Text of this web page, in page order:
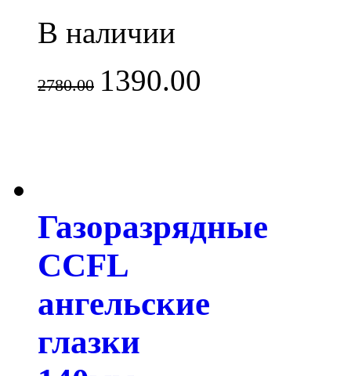
В наличии
2780.00 1390.00
Газоразрядные
CCFL
ангельские
глазки